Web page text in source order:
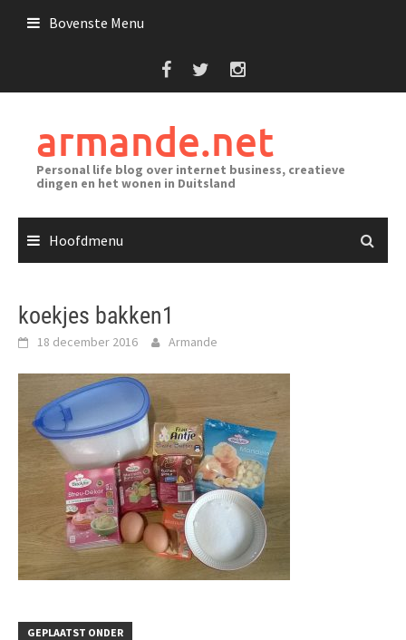
Bovenste Menu
armande.net
Personal life blog over internet business, creatieve
dingen en het wonen in Duitsland
Hoofdmenu
koekjes bakken1
18 december 2016 Armande
GEPLAATST ONDER